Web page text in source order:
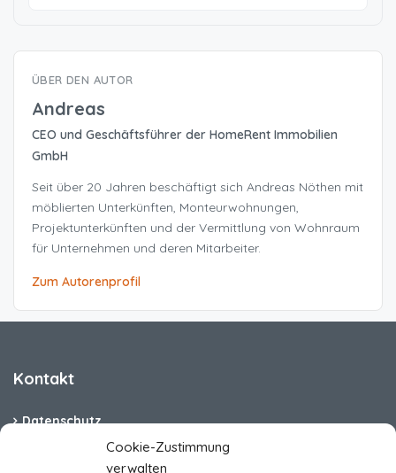
Cookie-Zustimmung
verwalten
ÜBER DEN AUTOR
Andreas
CEO und Geschäftsführer der HomeRent Immobilien
GmbH
Seit über 20 Jahren beschäftigt sich Andreas Nöthen mit
möblierten Unterkünften, Monteurwohnungen,
Projektunterkünften und der Vermittlung von Wohnraum
für Unternehmen und deren Mitarbeiter.
Zum Autorenprofil
Kontakt
Datenschutz
Cookie-Richtlinie (EU)